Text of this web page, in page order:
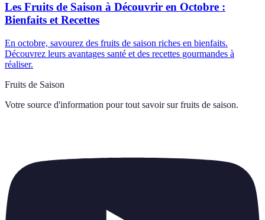
Les Fruits de Saison à Découvrir en Octobre :
Bienfaits et Recettes
En octobre, savourez des fruits de saison riches en bienfaits.
Découvrez leurs avantages santé et des recettes gourmandes à
réaliser.
Fruits de Saison
Votre source d'information pour tout savoir sur fruits de saison.